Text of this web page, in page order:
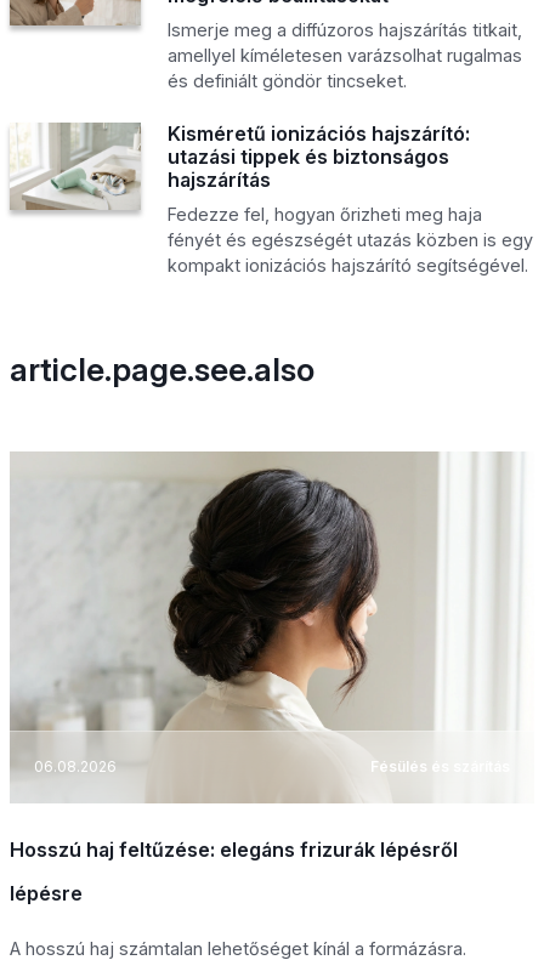
Ismerje meg a diffúzoros hajszárítás titkait,
amellyel kíméletesen varázsolhat rugalmas
és definiált göndör tincseket.
Kisméretű ionizációs hajszárító:
utazási tippek és biztonságos
hajszárítás
Fedezze fel, hogyan őrizheti meg haja
fényét és egészségét utazás közben is egy
kompakt ionizációs hajszárító segítségével.
article.page.see.also
06.08.2026 Fésülés és szárítás
Hosszú haj feltűzése: elegáns frizurák lépésről
lépésre
A hosszú haj számtalan lehetőséget kínál a formázásra.